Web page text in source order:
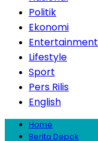
Politik
Ekonomi
Entertainment
Lifestyle
Sport
Pers Rilis
English
Home
Berita Depok